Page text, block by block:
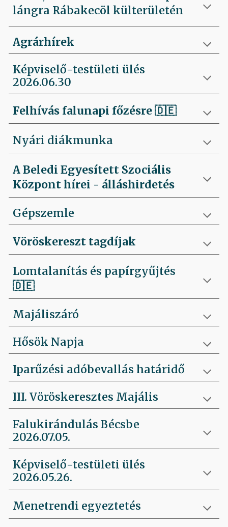
lángra Rábakecöl külterületén
Agrárhírek
Képviselő-testületi ülés
2026.06.30
Felhívás falunapi főzésre🇩🇪
Nyári diákmunka
A Beledi Egyesített Szociális
Központ hírei - álláshirdetés
Gépszemle
Vöröskereszt tagdíjak
Lomtalanítás és papírgyűjtés
🇩🇪
Majáliszáró
Hősök Napja
Iparűzési adóbevallás határidő
III. Vöröskeresztes Majális
Falukirándulás Bécsbe
2026.07.05.
Képviselő-testületi ülés
2026.05.26.
Menetrendi egyeztetés